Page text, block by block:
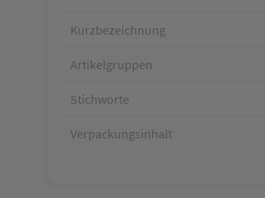
Kurzbezeichnung
Artikelgruppen
Stichworte
Verpackungsinhalt